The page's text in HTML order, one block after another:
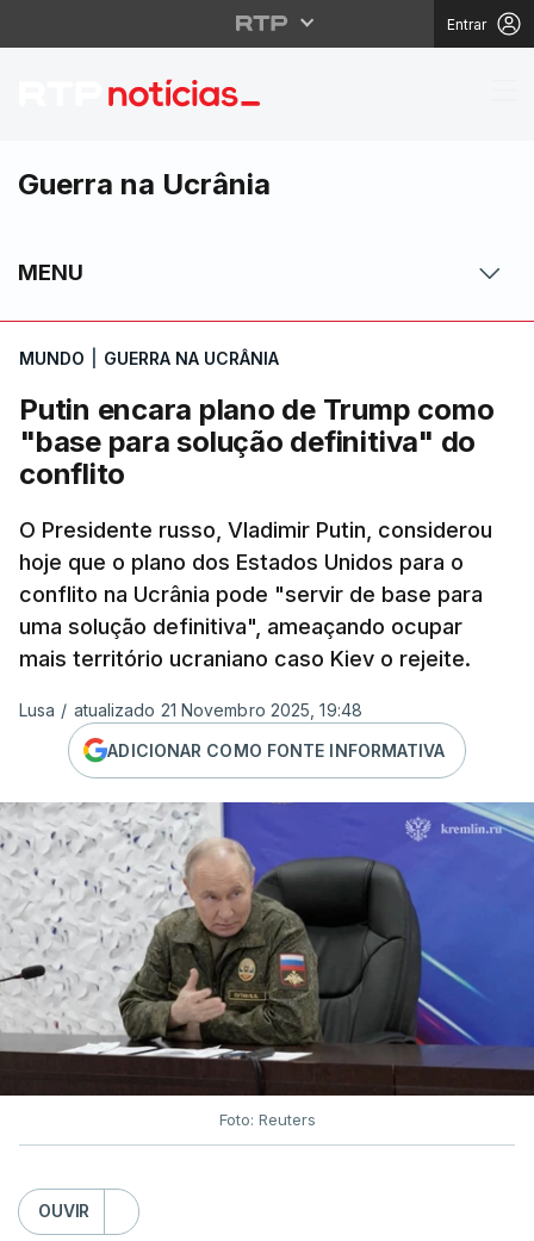
Entrar
Putin encara plano
Guerra na Ucrânia
MENU
MUNDO GUERRA NA UCRÂNIA
Putin encara plano de Trump como
"base para solução definitiva" do
conflito
O Presidente russo, Vladimir Putin, considerou
hoje que o plano dos Estados Unidos para o
conflito na Ucrânia pode "servir de base para
uma solução definitiva", ameaçando ocupar
mais território ucraniano caso Kiev o rejeite.
Lusa / atualizado 21 Novembro 2025, 19:48
ADICIONAR COMO FONTE INFORMATIVA
Foto: Reuters
OUVIR